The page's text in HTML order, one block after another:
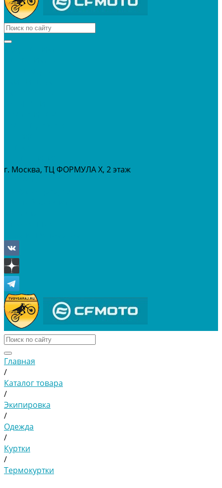
г. Москва, ТЦ ФОРМУЛА Х, 2 этаж
Главная
/
Каталог товара
/
Экипировка
/
Одежда
/
Куртки
/
Термокуртки